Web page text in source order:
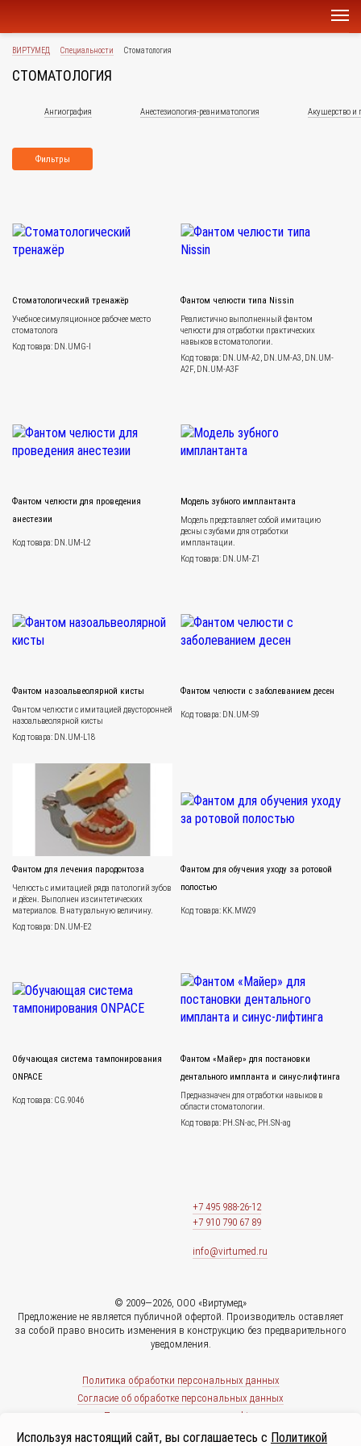
ВИРТУМЕД Специальности Стоматология
СТОМАТОЛОГИЯ
Ангиография Анестезиология-реаниматология Акушерство и
Фильтры
Стоматологический тренажёр
Учебное симуляционное рабочее место
стоматолога
Код товара: DN.UMG-I
Фантом челюсти типа Nissin
Реалистично выполненный фантом
челюсти для отработки практических
навыков в стоматологии.
Код товара: DN.UM-A2, DN.UM-A3, DN.UM-
A2F, DN.UM-A3F
Фантом челюсти для проведения
анестезии
Код товара: DN.UM-L2
Модель зубного имплантанта
Модель представляет собой имитацию
десны с зубами для отработки
имплантации.
Код товара: DN.UM-Z1
Фантом назоальвеолярной кисты
Фантом челюсти c имитацией двусторонней
назоальвеолярной кисты
Код товара: DN.UM-L18
Фантом челюсти с заболеванием десен
Код товара: DN.UM-S9
Фантом для лечения пародонтоза
Челюсть с имитацией ряда патологий зубов
и дёсен. Выполнен из синтетических
материалов. В натуральную величину.
Код товара: DN.UM-Е2
Фантом для обучения уходу за ротовой
полостью
Код товара: KK.MW29
Обучающая система тампонирования
ONPACE
Код товара: CG.9046
Фантом «Майер» для постановки
дентального импланта и синус-лифтинга
Предназначен для отработки навыков в
области стоматологии.
Код товара: PH.SN-ac, PH.SN-ag
+7 495 988-26-12
+7 910 790 67 89
info@virtumed.ru
© 2009—2026, ООО «Виртумед»
Предложение не является публичной офертой. Производитель оставляет
за собой право вносить изменения в конструкцию без предварительного
уведомления.
Политика обработки персональных данных
Согласие об обработке персональных данных
Политика использования cookies
Используя настоящий сайт, вы соглашаетесь с Политикой